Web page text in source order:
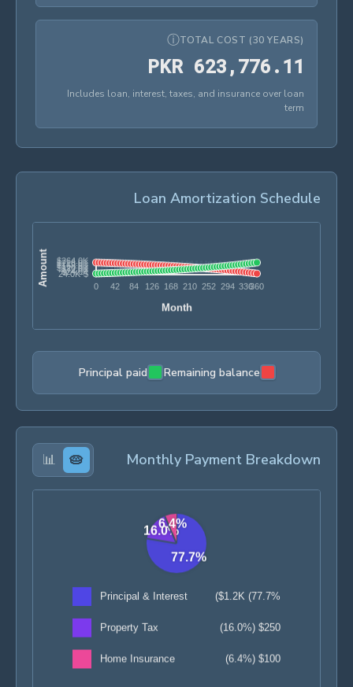
TOTAL COST (30 YEARS)
ⓘ
PKR 623,776.11
Includes loan, interest, taxes, and insurance over loan
term
Loan Amortization Schedule
Remaining balance
Principal paid
Monthly Payment Breakdown
🥧
📊